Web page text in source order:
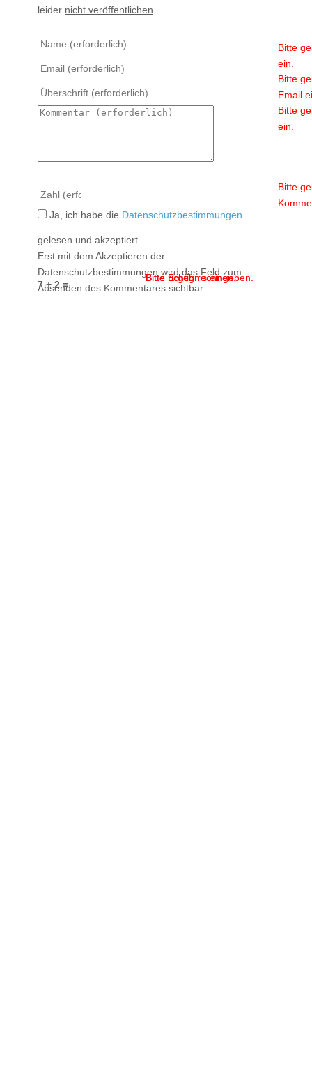
leider nicht veröffentlichen
Bitte
ein.
Bitte
Email
Bitte
ein.
Bitte
7 + 2 =
Bitte Ergebnis eingeben.
Bitte richtig rechnen.
Ja, ich habe die Datenschutzbestimmungen
gelesen und akzeptiert.
Erst mit dem Akzeptieren der
Datenschutzbestimmungen wird das Feld zum
Absenden des Kommentares sichtbar.